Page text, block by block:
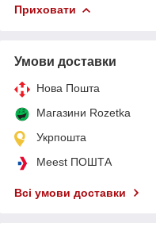
Приховати
Умови доставки
Нова Пошта
Магазини Rozetka
Укрпошта
Meest ПОШТА
Всі умови доставки